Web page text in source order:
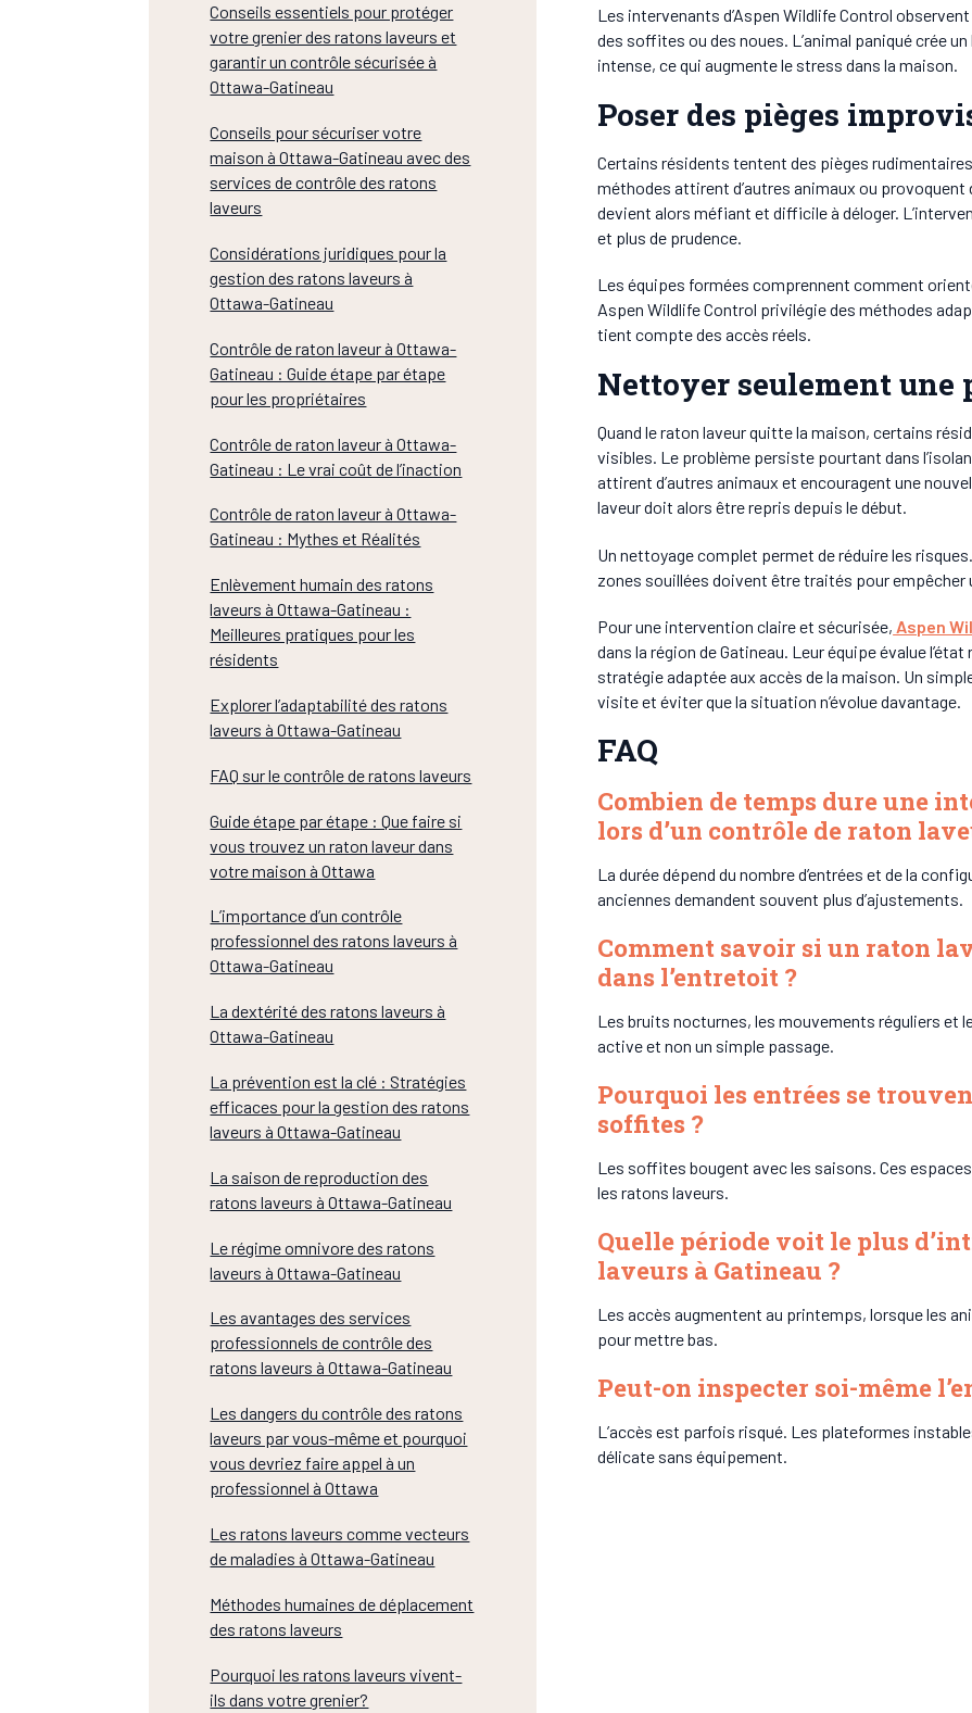
Conseils essentiels pour protéger
votre grenier des ratons laveurs et
garantir un contrôle sécurisée à
Ottawa-Gatineau
Conseils pour sécuriser votre
maison à Ottawa-Gatineau avec des
services de contrôle des ratons
laveurs
Considérations juridiques pour la
gestion des ratons laveurs à
Ottawa-Gatineau
Contrôle de raton laveur à Ottawa-
Gatineau : Guide étape par étape
pour les propriétaires
Contrôle de raton laveur à Ottawa-
Gatineau : Le vrai coût de l’inaction
Contrôle de raton laveur à Ottawa-
Gatineau : Mythes et Réalités
Enlèvement humain des ratons
laveurs à Ottawa-Gatineau :
Meilleures pratiques pour les
résidents
Explorer l’adaptabilité des ratons
laveurs à Ottawa-Gatineau
FAQ sur le contrôle de ratons laveurs
Guide étape par étape : Que faire si
vous trouvez un raton laveur dans
votre maison à Ottawa
L’importance d’un contrôle
professionnel des ratons laveurs à
Ottawa-Gatineau
La dextérité des ratons laveurs à
Ottawa-Gatineau
La prévention est la clé : Stratégies
efficaces pour la gestion des ratons
laveurs à Ottawa-Gatineau
La saison de reproduction des
ratons laveurs à Ottawa-Gatineau
Le régime omnivore des ratons
laveurs à Ottawa-Gatineau
Les avantages des services
professionnels de contrôle des
ratons laveurs à Ottawa-Gatineau
Les dangers du contrôle des ratons
laveurs par vous-même et pourquoi
vous devriez faire appel à un
professionnel à Ottawa
Les ratons laveurs comme vecteurs
de maladies à Ottawa-Gatineau
Méthodes humaines de déplacement
des ratons laveurs
Pourquoi les ratons laveurs vivent-
ils dans votre grenier?
Les intervenants d’Aspen Wildlife Control
des soffites ou des noues. L’animal paniqué crée
intense, ce qui augmente le stress dans la maison.
Poser des pièges
Certains résidents tentent des pièges
méthodes attirent d’autres animaux ou
devient alors méfiant et difficile à déloger.
et plus de prudence.
Les équipes formées comprennent comment
Aspen Wildlife Control privilégie des méthodes
tient compte des accès réels.
Nettoyer seulement une
Quand le raton laveur quitte la maison, certains
visibles. Le problème persiste pourtant dans
attirent d’autres animaux et encouragent une
laveur doit alors être repris depuis le début.
Un nettoyage complet permet de réduire les
zones souillées doivent être traités pour empêcher
Pour une intervention claire et sécurisée, Aspen
dans la région de Gatineau. Leur équipe évalue
stratégie adaptée aux accès de la maison. Un
visite et éviter que la situation n’évolue davantage.
FAQ
Combien de temps dure une
lors d’un contrôle de raton
La durée dépend du nombre d’entrées et de la
anciennes demandent souvent plus d’ajustements.
Comment savoir si un raton
dans l’entretoit ?
Les bruits nocturnes, les mouvements réguliers et
active et non un simple passage.
Pourquoi les entrées se
soffites ?
Les soffites bougent avec les saisons. Ces
les ratons laveurs.
Quelle période voit le plus
laveurs à Gatineau ?
Les accès augmentent au printemps, lorsque les
pour mettre bas.
Peut-on inspecter soi-même
L’accès est parfois risqué. Les plateformes
délicate sans équipement.